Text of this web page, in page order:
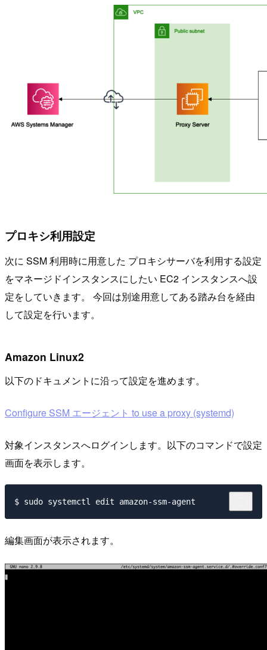
プロキシ利用設定
次に SSM 利用時に用意した プロキシサーバを利用する設定
をマネージドインスタンスにしたい EC2 インスタンスへ設
定をしていきます。 今回は別途用意してある踏み台を経由
して設定を行います。
Amazon Linux2
以下のドキュメントに沿って設定を進めます。
Configure SSM エージェント to use a proxy (systemd)
対象インスタンスへログインします。以下のコマンドで設定
画面を表示します。
編集画面が表示されます。